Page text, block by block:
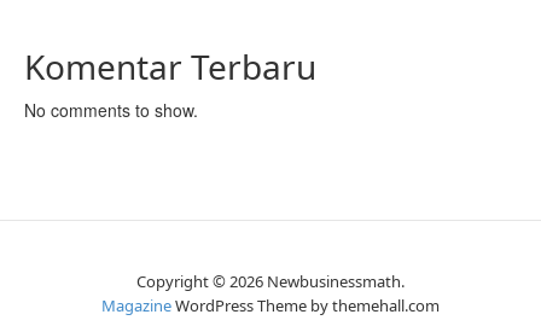
Komentar Terbaru
No comments to show.
Copyright © 2026 Newbusinessmath.
MagazineWordPress Theme by themehall.com